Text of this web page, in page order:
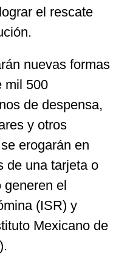
el rescate
nuevas formas
mil 500
de despensa,
y otros
erogarán en
de una tarjeta o
generen el
(ISR) y
Mexicano de